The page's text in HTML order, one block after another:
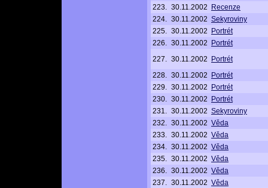
223. 30.11.2002
Recenze
224. 30.11.2002 Sekyroviny
225. 30.11.2002
Portrét
226. 30.11.2002
Portrét
227. 30.11.2002
Portrét
228. 30.11.2002
Portrét
229. 30.11.2002
Portrét
230. 30.11.2002
Portrét
231. 30.11.2002 Sekyroviny
232. 30.11.2002 Věda
233. 30.11.2002 Věda
234. 30.11.2002 Věda
235. 30.11.2002 Věda
236. 30.11.2002 Věda
237. 30.11.2002 Věda